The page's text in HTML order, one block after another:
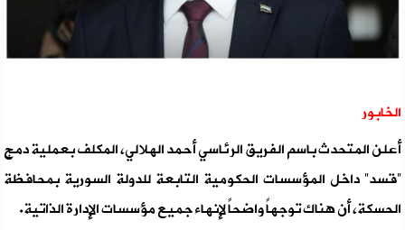
الخابور
أعلن المتحدث باسم الفريق الرئاسي أحمد الهلالي، المكلف بعملية دمج
“قسد” داخل المؤسسات الحكومية التابعة للدولة السورية بمحافظة
الحسكة، أن هناك توجهاً واضحاً لإنهاء جميع مؤسسات الإدارة الذاتية.